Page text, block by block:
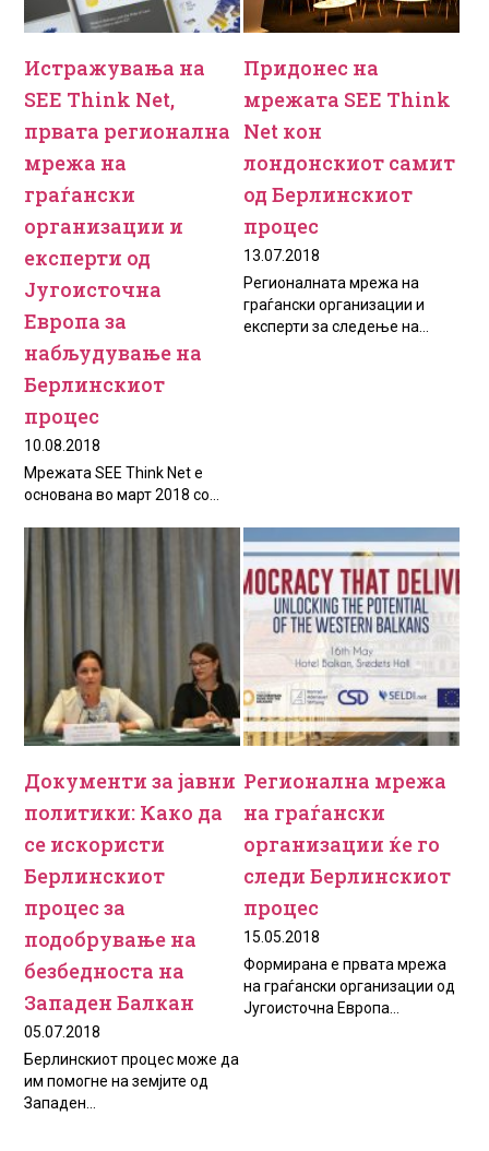
Истражувања на
SEE Think Net,
првата регионална
мрежа на
граѓански
организации и
експерти од
Југоисточна
Европа за
набљудување на
Берлинскиот
процес
10.08.2018
Мрежата SEE Think Net е
основана во март 2018 со...
Придонес на
мрежата SEE Think
Net кон
лондонскиот самит
од Берлинскиот
процес
13.07.2018
Регионалната мрежа на
граѓански организации и
експерти за следење на...
Документи за јавни
политики: Како да
се искористи
Берлинскиот
процес за
подобрување на
безбедноста на
Западен Балкан
05.07.2018
Берлинскиот процес може да
им помогне на земјите од
Западен...
Регионална мрежа
на граѓански
организации ќе го
следи Берлинскиот
процес
15.05.2018
Формирана е првата мрежа
на граѓански организации од
Југоисточна Европа...